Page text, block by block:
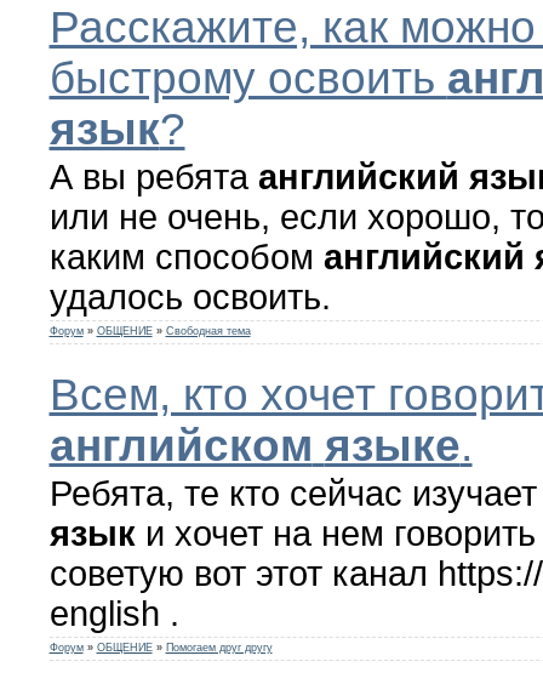
Расскажите, как
быстрому освоить
язык?
А вы ребята английский
или не очень, если хорошо,
каким способом английский
удалось освоить.
Форум » ОБЩЕНИЕ » Свободная тема
Всем, кто хочет
английском языке.
Ребята, те кто сейчас
языки хочет на нем
советую вот этот канал
english .
Форум » ОБЩЕНИЕ » Помогаем друг другу